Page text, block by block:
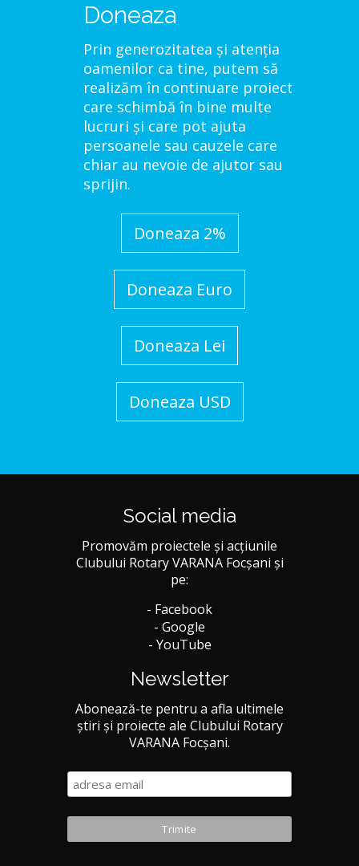
Doneaza
Prin generozitatea și atenția
oamenilor ca tine, putem să
realizăm în continuare proiecte
care schimbă în bine multe
lucruri și care pot ajuta
persoanele sau cauzele care
chiar au nevoie de ajutor sau
sprijin.
Doneaza 2%
Doneaza Euro
Doneaza Lei
Doneaza USD
Social media
Promovăm proiectele și acțiunile
Clubului Rotary VARANA Focșani și
pe:
- Facebook
- Google
- YouTube
Newsletter
Abonează-te pentru a afla ultimele
știri și proiecte ale Clubului Rotary
VARANA Focșani.